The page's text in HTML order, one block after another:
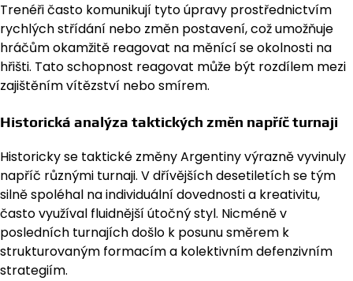
Trenéři často komunikují tyto úpravy prostřednictvím
rychlých střídání nebo změn postavení, což umožňuje
hráčům okamžitě reagovat na měnící se okolnosti na
hřišti. Tato schopnost reagovat může být rozdílem mezi
zajištěním vítězství nebo smírem.
Historická analýza taktických změn napříč turnaji
Historicky se taktické změny Argentiny výrazně vyvinuly
napříč různými turnaji. V dřívějších desetiletích se tým
silně spoléhal na individuální dovednosti a kreativitu,
často využíval fluidnější útočný styl. Nicméně v
posledních turnajích došlo k posunu směrem k
strukturovaným formacím a kolektivním defenzivním
strategiím.